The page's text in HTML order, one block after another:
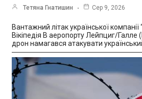
Тетяна Гнатишин Сер 9, 2026
Вантажний літак української
Вікіпедія В аеропорту Лейпциг/
дрон намагався атакувати